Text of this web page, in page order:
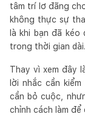
tâm trí lơ đãng
không thực sự
là khi bạn đã
trong thời gian dài.
Thay vì xem đây
lời nhắc cần
cần bỏ cuộc,
chỉnh cách làm